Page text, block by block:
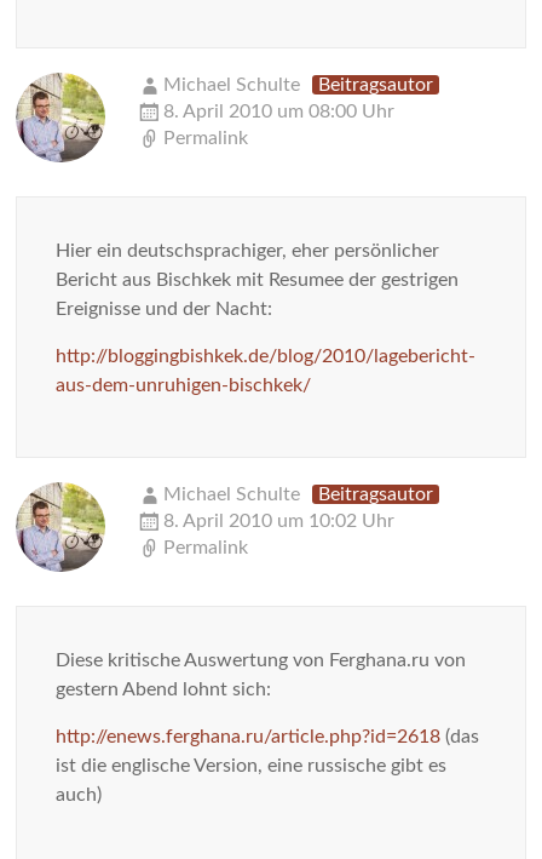
Michael Schulte
Beitragsautor
8. April 2010 um 08:00 Uhr
Permalink
Hier ein deutschsprachiger, eher persönlicher
Bericht aus Bischkek mit Resumee der gestrigen
Ereignisse und der Nacht:
http://bloggingbishkek.de/blog/2010/lagebericht-
aus-dem-unruhigen-bischkek/
Michael Schulte
Beitragsautor
8. April 2010 um 10:02 Uhr
Permalink
Diese kritische Auswertung von Ferghana.ru von
gestern Abend lohnt sich:
http://enews.ferghana.ru/article.php?id=2618 (das
ist die englische Version, eine russische gibt es
auch)